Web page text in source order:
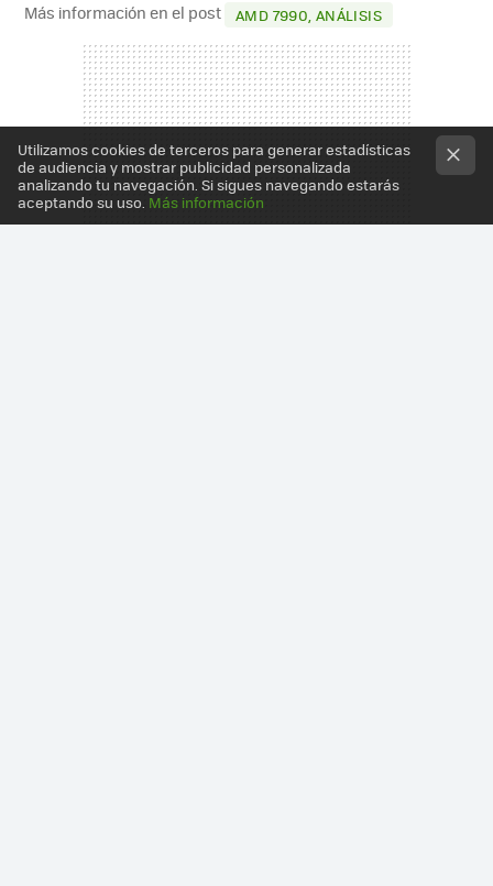
Más información en el post AMD 7990, ANÁLISIS
Utilizamos cookies de terceros para generar estadísticas
de audiencia y mostrar publicidad personalizada
analizando tu navegación. Si sigues navegando estarás
aceptando su uso. Más información